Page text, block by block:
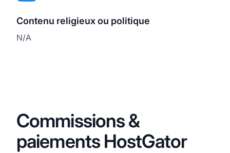
Contenu religieux ou politique
N/A
Commissions &
paiements HostGator